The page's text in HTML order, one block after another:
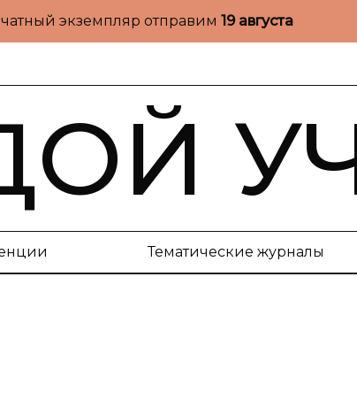
экземпляр отправим 19 августа
Тематические журналы